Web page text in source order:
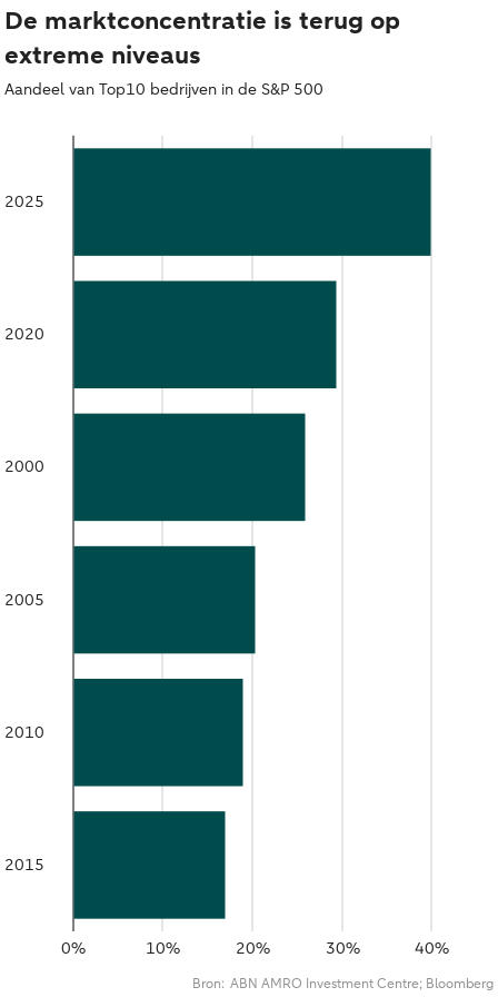
De marktconcentratie is terug op
extreme niveaus
Aandeel van Top10 bedrijven in de S&P 500
0% 10% 20% 30% 40%
Bron: ABN AMRO Investment Centre; Bloomberg
2025
2020
2000
2005
2010
2015